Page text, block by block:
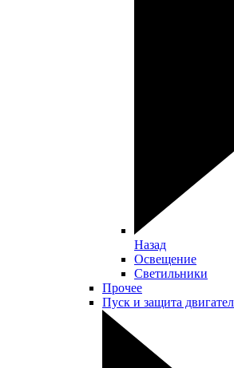
Назад
Освещение
Светильники
Прочее
Пуск и защита